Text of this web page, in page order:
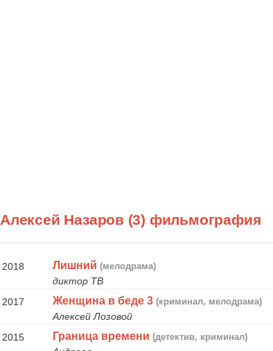
Алексей Назаров (3) фильмография
2018 Лишний (мелодрама)
диктор ТВ
2017
Женщина в беде 3 (криминал, мелодрама)
Алексей Лозовой
2015
Граница времени (детектив, криминал)